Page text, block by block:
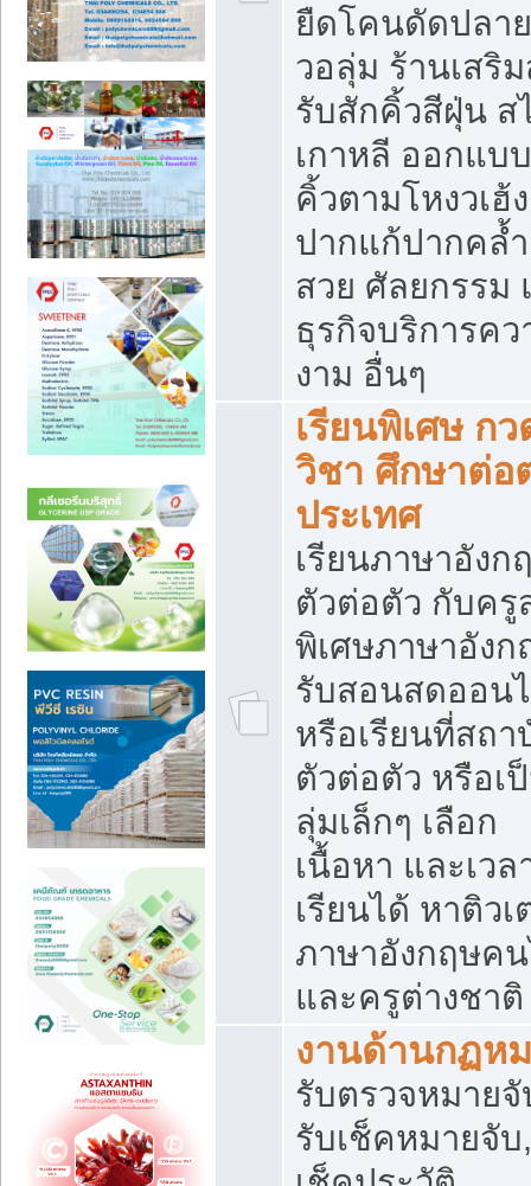
ยืดโคนดัดปลา
วอลุ่ม ร้านเสริ
รับสักคิ้วสีฝุ่น ส
เกาหลี ออกแบ
คิ้วตามโหงวเฮ้
ปากแก้ปากคล้
สวย ศัลยกรรม
ธุรกิจบริการคว
งาม อื่นๆ
เรียนพิเศษ กว
วิชา ศึกษาต่อ
ประเทศ
เรียนภาษาอังก
ตัวต่อตัว กับครู
พิเศษภาษาอังก
รับสอนสดออน
หรือเรียนที่สถา
ตัวต่อตัว หรือเ
ลุ่มเล็กๆ เลือก
เนื้อหา และเวล
เรียนได้ หาติวเ
ภาษาอังกฤษค
และครูต่างชาติ
งานด้านกฏห
รับตรวจหมายจั
รับเช็คหมายจับ